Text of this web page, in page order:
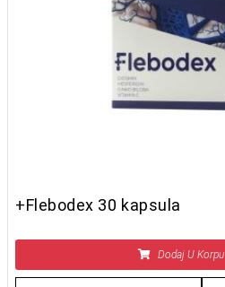
+Flebodex 30 kapsula
Dodaj U Korpu